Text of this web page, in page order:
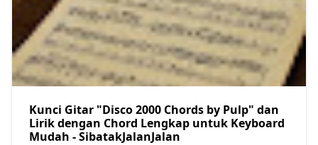
Kunci Gitar "Disco 2000 Chords by Pulp" dan
Lirik dengan Chord Lengkap untuk Keyboard
Mudah - SibatakJalanJalan